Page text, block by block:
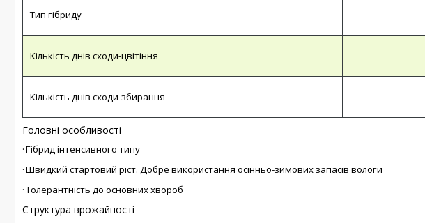
Тип гібриду
Кількість днів сходи-цвітіння
Кількість днів сходи-збирання
Головні особливості
·Гібрид інтенсивного типу
·Швидкий стартовий ріст. Добре використання осінньо-зимових запасів вологи
·Толерантність до основних хвороб
Структура врожайності